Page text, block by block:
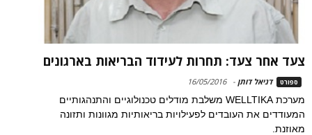
צעד אחר צעד: תחרות לעידוד הבריאות בארגונים
ספורט דניאל דותן -
16/05/2016
מערכת WELLTIKA משלבת מודלים טכנולוגיים והתנהגותיים
המעודדים את העובדים לפעילויות בריאותיות מגוונות ותזונה
מאוזנת.